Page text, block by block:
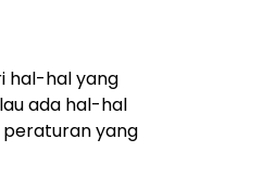
hal-hal yang
ada hal-hal
peraturan yang